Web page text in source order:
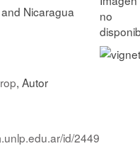
Nicaragua
, Autor
id/2449